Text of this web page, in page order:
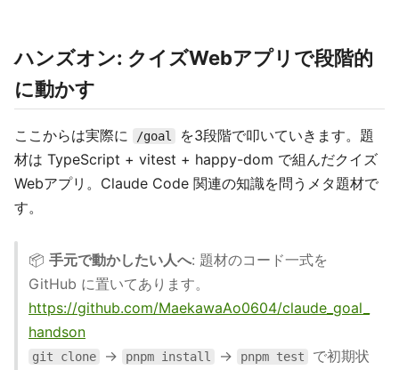
ハンズオン: クイズWebアプリで段階的
に動かす
ここからは実際に /goal
を3段階で叩いていきます。題
材は TypeScript + vitest + happy-dom で組んだクイズ
Webアプリ。Claude Code 関連の知識を問うメタ題材で
す。
📦 手元で動かしたい人へ: 題材のコード一式を
GitHub に置いてあります。
https://github.com/MaekawaAo0604/claude_goal_
handson
git clone → pnpm install → pnpm test
で初期状